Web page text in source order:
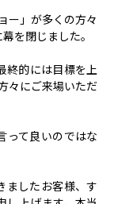
ー」が多くの方々
を閉じました。
終的には目標を上
々にご来場いただ
って良いのではな
ましたお客様、す